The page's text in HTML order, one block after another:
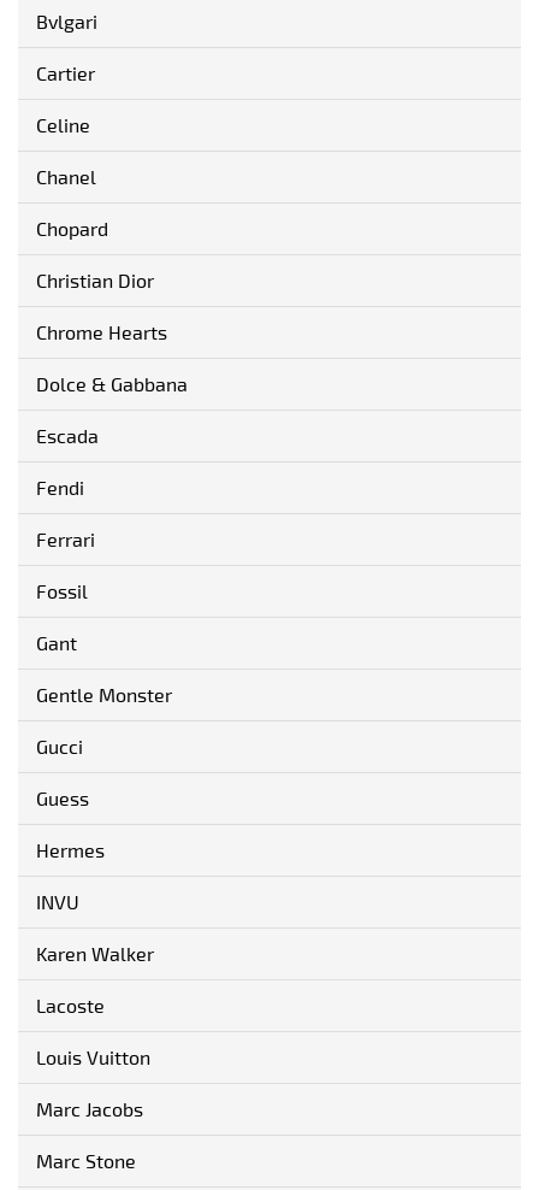
Bvlgari
Cartier
Celine
Chanel
Chopard
Christian Dior
Chrome Hearts
Dolce & Gabbana
Escada
Fendi
Ferrari
Fossil
Gant
Gentle Monster
Gucci
Guess
Hermes
INVU
Karen Walker
Lacoste
Louis Vuitton
Marc Jacobs
Marc Stone